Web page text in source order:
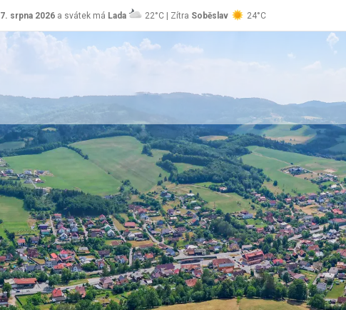
7. srpna 2026 a svátek má Lada 22°C | Zítra Soběslav 24°C